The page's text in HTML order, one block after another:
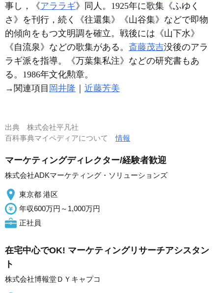
事し，《アララギ》同人。1925年に歌集《ふゆく
さ》を刊行，続く《往還集》《山谷集》などで即物
的傾向をもつ文明調を確立。戦後には《山下水》
《自流泉》などの歌集がある。 斎藤茂吉没後のアラ
ラギ派を指導。《万葉集私注》などの研究書もあ
る。1986年文化勲章。
→関連項目 岡井隆 ｜ 近藤芳美
出典 株式会社平凡社
百科事典マイペディアについて情報
マーケティングディレクター/経験者歓迎
株式会社ADKマーケティング・ソリューションズ
東京都 港区
年収600万円～1,000万円
正社員
在宅中心でOK! マーケティングリサーチアシスタン
ト
株式会社博報堂ＤＹキャプコ